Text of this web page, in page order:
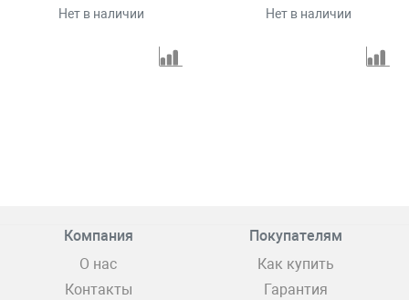
Нет в наличии Нет в наличии
Компания
О нас
Контакты
Покупателям
Как купить
Гарантия